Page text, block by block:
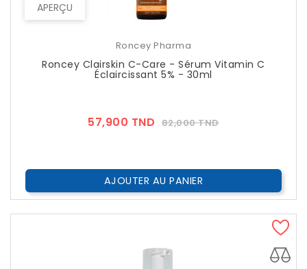
APERÇU
Roncey Pharma
Roncey Clairskin C-Care - Sérum Vitamin C
Éclaircissant 5% - 30ml
57,900 TND Prix
82,000 TNDPrix
AJOUTER AU PANIER